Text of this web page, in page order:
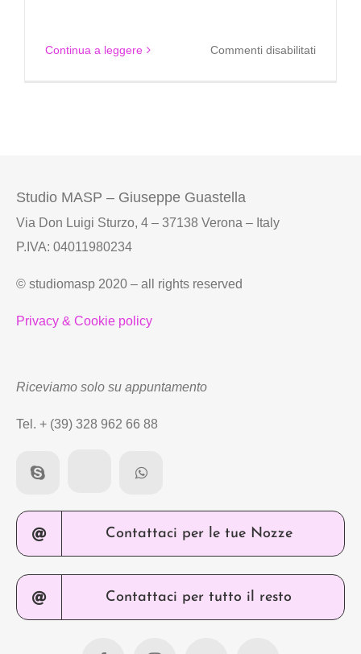
Continua a leggere Commenti disabilitatisu
Studio MASP – Giuseppe Guastella
Via Don Luigi Sturzo, 4 – 37138 Verona – Italy
P.IVA: 04011980234
© studiomasp 2020 – all rights reserved
Privacy & Cookie policy
Riceviamo solo su appuntamento
Tel. + (39) 328 962 66 88
Contattaci per le tue Nozze
Contattaci per tutto il resto